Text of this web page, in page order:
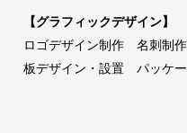
【グラフィックデザイン】
ロゴデザイン制作 名刺制
板デザイン・設置 パッケ